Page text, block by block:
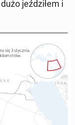
jeź­dzi­łem i